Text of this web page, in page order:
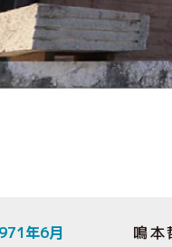
年6月
鳴本